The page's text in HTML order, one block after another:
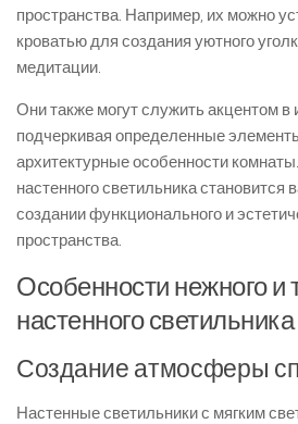
пространства. Например, их можно
кроватью для создания уютного
медитации.
Они также могут служить акцентом в
подчеркивая определенные
архитектурные особенности
настенного светильника
создании функционального и
пространства.
Особенности нежного и
настенного светильника
Создание атмосферы
Настенные светильники с мягким